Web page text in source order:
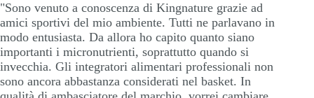
"Sono venuto a conoscenza di Kingnature grazie ad
amici sportivi del mio ambiente. Tutti ne parlavano in
modo entusiasta. Da allora ho capito quanto siano
importanti i micronutrienti, soprattutto quando si
invecchia. Gli integratori alimentari professionali non
sono ancora abbastanza considerati nel basket. In